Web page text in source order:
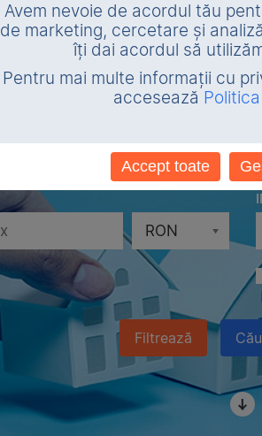
RON
Filtrează
Avem nevoie de acordul tău
de marketing, cercetare și
îți dai acordul să
Pentru mai multe informații cu
accesează
Accept toate